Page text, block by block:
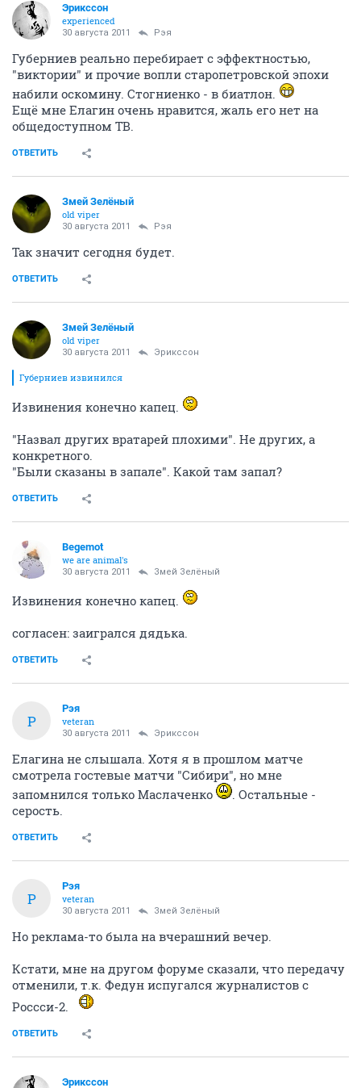
Эрикссон
experienced
30 августа 2011 Рэя
Губерниев реально перебирает с эффектностью,
"виктории" и прочие вопли старопетровской эпохи
набили оскомину. Стогниенко - в биатлон.
Ещё мне Елагин очень нравится, жаль его нет на
общедоступном ТВ.
ОТВЕТИТЬ
Змей Зелёный
old viper
30 августа 2011 Рэя
Так значит сегодня будет.
ОТВЕТИТЬ
Змей Зелёный
old viper
30 августа 2011 Эрикссон
Губерниев извинился
Извинения конечно капец.
"Назвал других вратарей плохими". Не других, а
конкретного.
"Были сказаны в запале". Какой там запал?
ОТВЕТИТЬ
Begemot
we are animal's
30 августа 2011 Змей Зелёный
Извинения конечно капец.
согласен: заигрался дядька.
ОТВЕТИТЬ
Р
Рэя
veteran
30 августа 2011 Эрикссон
Елагина не слышала. Хотя я в прошлом матче
смотрела гостевые матчи "Сибири", но мне
запомнился только Маслаченко
. Остальные -
серость.
ОТВЕТИТЬ
Р
Рэя
veteran
30 августа 2011 Змей Зелёный
Но реклама-то была на вчерашний вечер.
Кстати, мне на другом форуме сказали, что передачу
отменили, т.к. Федун испугался журналистов с
Россси-2.
ОТВЕТИТЬ
Эрикссон